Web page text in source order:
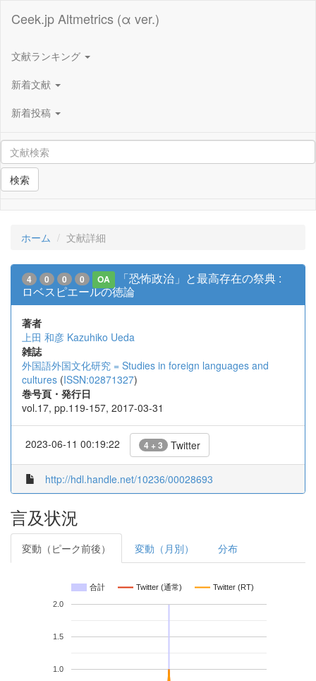
Ceek.jp Altmetrics (α ver.)
文献ランキング
新着文献
新着投稿
検索
ホーム 文献詳細
4 0 0 0 OA
「恐怖政治」と最高存在の祭典 :
ロベスピエールの徳論
著者
上田 和彦 Kazuhiko Ueda
雑誌
外国語外国文化研究 = Studies in foreign languages and
cultures (ISSN:02871327)
巻号頁・発行日
vol.17, pp.119-157, 2017-03-31
2023-06-11 00:19:22 4 + 3 Twitter
http://hdl.handle.net/10236/00028693
言及状況
変動（ピーク前後） 変動（月別） 分布
合計 Twitter (通常) Twitter (RT)
1.0
1.5
2.0